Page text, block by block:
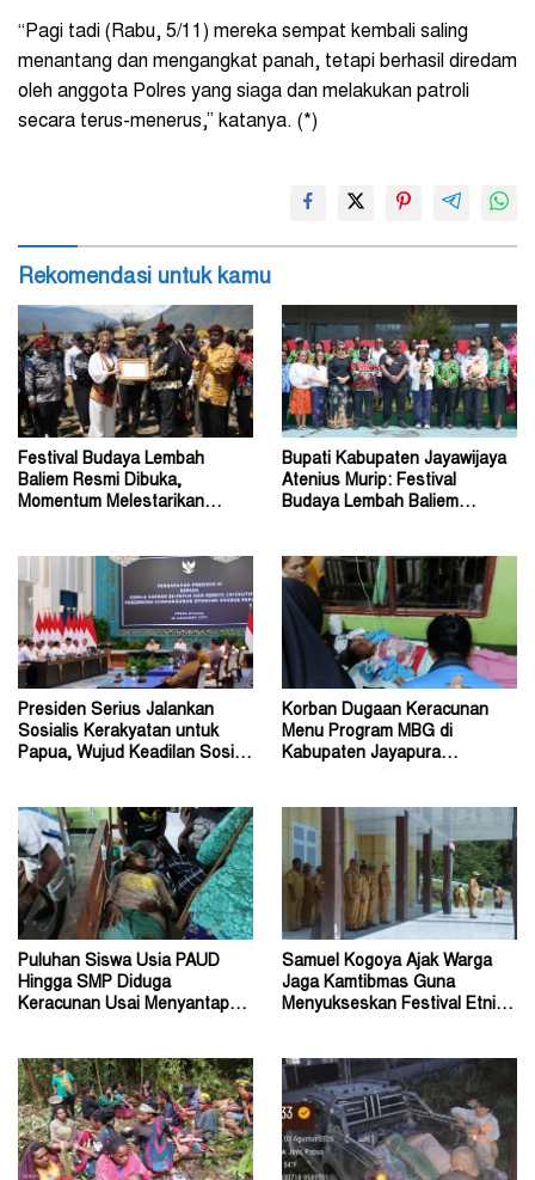
“Pagi tadi (Rabu, 5/11) mereka sempat kembali saling
menantang dan mengangkat panah, tetapi berhasil diredam
oleh anggota Polres yang siaga dan melakukan patroli
secara terus-menerus,” katanya. (*)
Rekomendasi untuk kamu
Festival Budaya Lembah
Baliem Resmi Dibuka,
Momentum Melestarikan
Bupati Kabupaten Jayawijaya
Atenius Murip: Festival
Budaya Lembah Baliem
Presiden Serius Jalankan
Sosialis Kerakyatan untuk
Papua, Wujud Keadilan Sosial
Korban Dugaan Keracunan
Menu Program MBG di
Kabupaten Jayapura
Puluhan Siswa Usia PAUD
Hingga SMP Diduga
Keracunan Usai Menyantap
Samuel Kogoya Ajak Warga
Jaga Kamtibmas Guna
Menyukseskan Festival Etnik